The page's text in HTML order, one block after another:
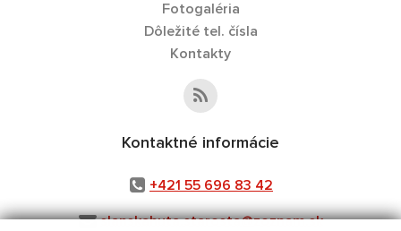
Fotogaléria
Dôležité tel. čísla
Kontakty
Kontaktné informácie
+421 55 696 83 42
slanskahuta.starosta@zoznam.sk